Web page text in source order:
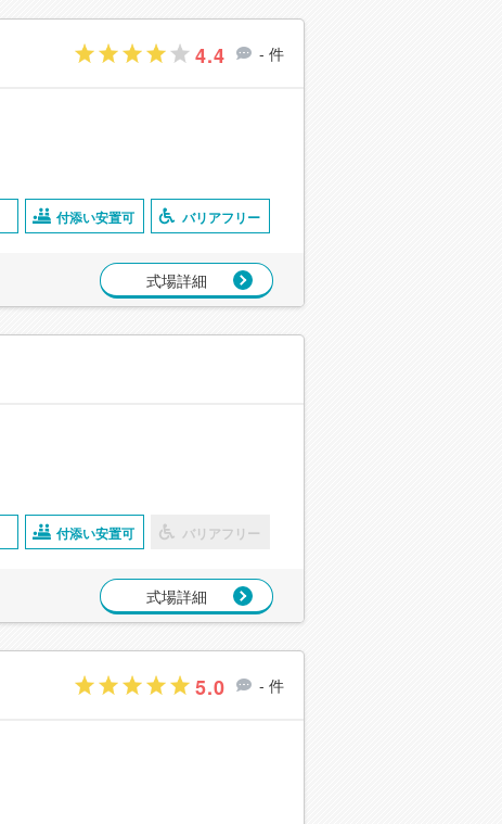
4.4 - 件
付添い安置可 バリアフリー
式場詳細
付添い安置可 バリアフリー
式場詳細
5.0 - 件